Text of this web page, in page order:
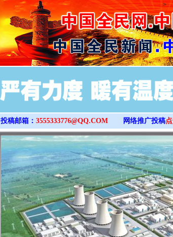
>
投稿邮箱： 3555333776@QQ.COM 网络推广投稿